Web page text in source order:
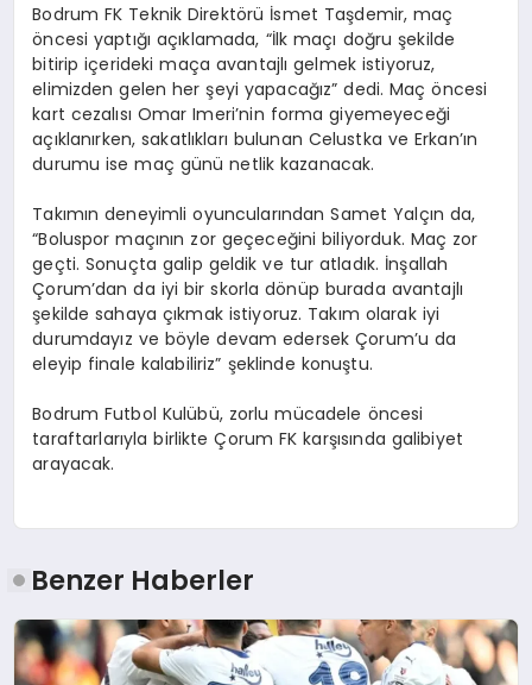
Bodrum FK Teknik Direktörü İsmet Taşdemir, maç
öncesi yaptığı açıklamada, “İlk maçı doğru şekilde
bitirip içerideki maça avantajlı gelmek istiyoruz,
elimizden gelen her şeyi yapacağız” dedi. Maç öncesi
kart cezalısı Omar Imeri’nin forma giyemeyeceği
açıklanırken, sakatlıkları bulunan Celustka ve Erkan’ın
durumu ise maç günü netlik kazanacak.
Takımın deneyimli oyuncularından Samet Yalçın da,
“Boluspor maçının zor geçeceğini biliyorduk. Maç zor
geçti. Sonuçta galip geldik ve tur atladık. İnşallah
Çorum’dan da iyi bir skorla dönüp burada avantajlı
şekilde sahaya çıkmak istiyoruz. Takım olarak iyi
durumdayız ve böyle devam edersek Çorum’u da
eleyip finale kalabiliriz” şeklinde konuştu.
Bodrum Futbol Kulübü, zorlu mücadele öncesi
taraftarlarıyla birlikte Çorum FK karşısında galibiyet
arayacak.
Benzer Haberler